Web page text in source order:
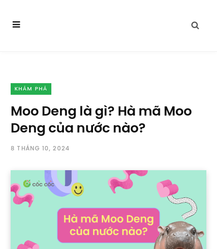
KHÁM PHÁ
Moo Deng là gì? Hà mã Moo
Deng của nước nào?
8 THÁNG 10, 2024